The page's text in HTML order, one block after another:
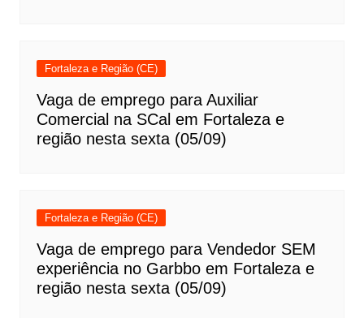
Fortaleza e Região (CE)
Vaga de emprego para Auxiliar
Comercial na SCal em Fortaleza e
região nesta sexta (05/09)
Fortaleza e Região (CE)
Vaga de emprego para Vendedor SEM
experiência no Garbbo em Fortaleza e
região nesta sexta (05/09)